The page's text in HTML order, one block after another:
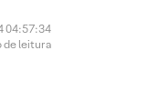
04:57:34
de leitura